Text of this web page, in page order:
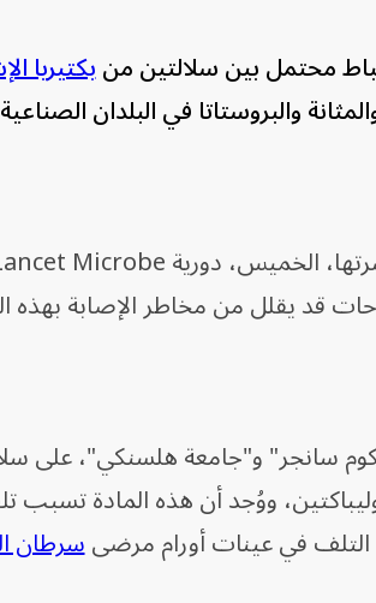
محتمل بين سلالتين منبكتيريا
والبروستاتا في البلدان
قد يقلل من مخاطر الإصابة بهذه
سانجر" و"جامعة هلسنكي"، على
ووُجد أن هذه المادة تسبب
في عينات أورام مرضىسرطان